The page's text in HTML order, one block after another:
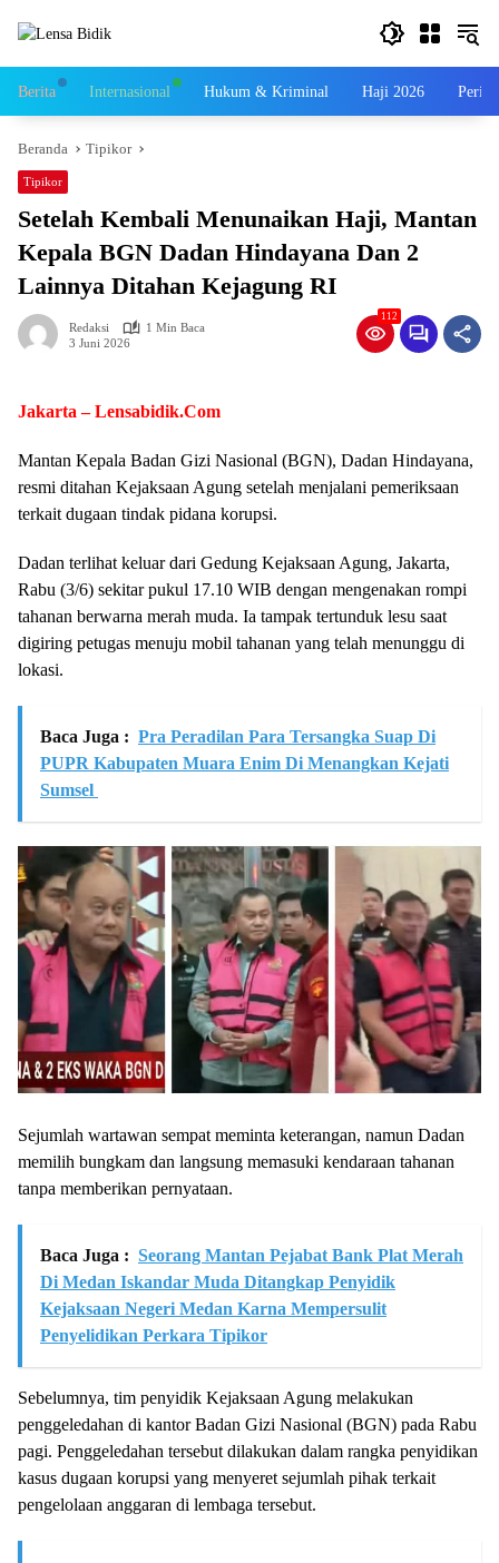
Berita Internasional Hukum & Kriminal Haji 2026
Beranda Tipikor
Tipikor
Setelah Kembali Menunaikan Haji, Mantan
Kepala BGN Dadan Hindayana Dan 2
Lainnya Ditahan Kejagung RI
Redaksi
1 Min Baca
3 Juni 2026
112
Jakarta – Lensabidik.Com
Mantan Kepala Badan Gizi Nasional (BGN), Dadan Hindayana,
resmi ditahan Kejaksaan Agung setelah menjalani pemeriksaan
terkait dugaan tindak pidana korupsi.
Dadan terlihat keluar dari Gedung Kejaksaan Agung, Jakarta,
Rabu (3/6) sekitar pukul 17.10 WIB dengan mengenakan rompi
tahanan berwarna merah muda. Ia tampak tertunduk lesu saat
digiring petugas menuju mobil tahanan yang telah menunggu di
lokasi.
Baca Juga : Pra Peradilan Para Tersangka Suap Di
PUPR Kabupaten Muara Enim Di Menangkan Kejati
Sumsel
Sejumlah wartawan sempat meminta keterangan, namun Dadan
memilih bungkam dan langsung memasuki kendaraan tahanan
tanpa memberikan pernyataan.
Baca Juga : Seorang Mantan Pejabat Bank Plat Merah
Di Medan Iskandar Muda Ditangkap Penyidik
Kejaksaan Negeri Medan Karna Mempersulit
Penyelidikan Perkara Tipikor
Sebelumnya, tim penyidik Kejaksaan Agung melakukan
penggeledahan di kantor Badan Gizi Nasional (BGN) pada Rabu
pagi. Penggeledahan tersebut dilakukan dalam rangka penyidikan
kasus dugaan korupsi yang menyeret sejumlah pihak terkait
pengelolaan anggaran di lembaga tersebut.